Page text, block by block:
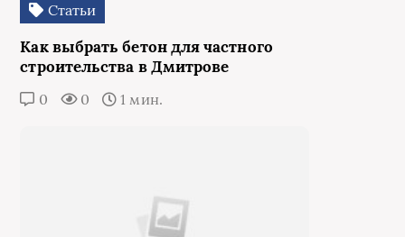
Статьи
Как выбрать бетон для частного
строительства в Дмитрове
0 0 1 мин.